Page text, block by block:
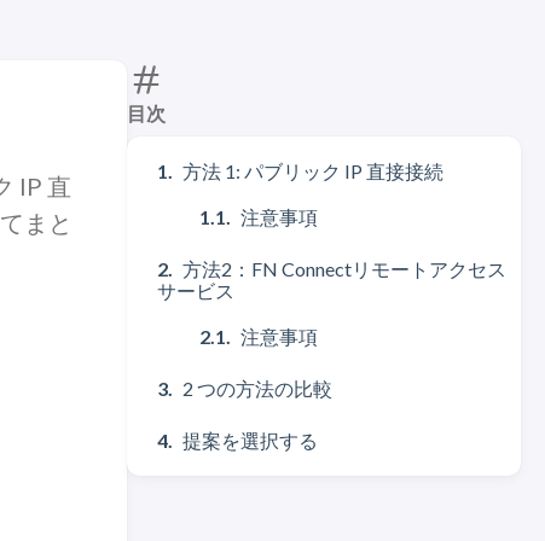
目次
方法 1: パブリック IP 直接接続
注意事項
方法2：FN Connectリモートアクセス
サービス
注意事項
2 つの方法の比較
提案を選択する
IP 直
まと